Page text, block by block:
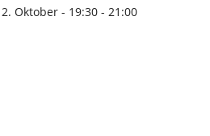
Oktober - 19:30 - 21:00